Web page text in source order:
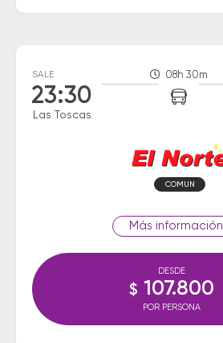
SALE
23:30
Las Toscas
08h 30m
COMUN
información
DESDE
$ 107.800
POR PERSONA